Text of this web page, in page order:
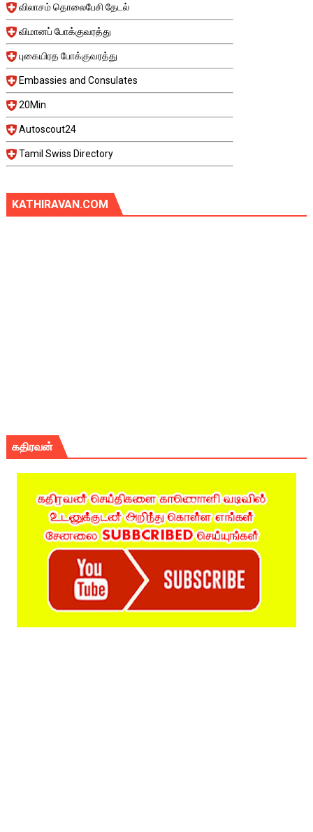
விலாசம் தொலைபேசி தேடல்
விமானப் போக்குவரத்து
புகையிரத போக்குவரத்து
Embassies and Consulates
20Min
Autoscout24
Tamil Swiss Directory
KATHIRAVAN.COM
கதிரவன்